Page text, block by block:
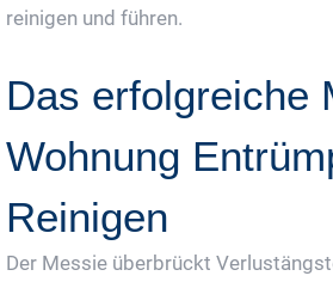
reinigen und führen.
Das erfolgreiche
Wohnung
Reinigen
Der Messie überbrückt